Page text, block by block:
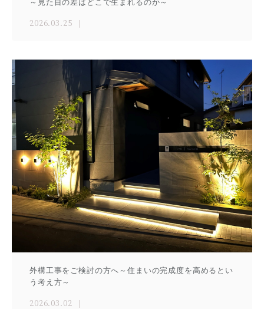
2026.03.25
外構工事をご検討の方へ～住まいの完成度を高めるとい
う考え方～
2026.03.02